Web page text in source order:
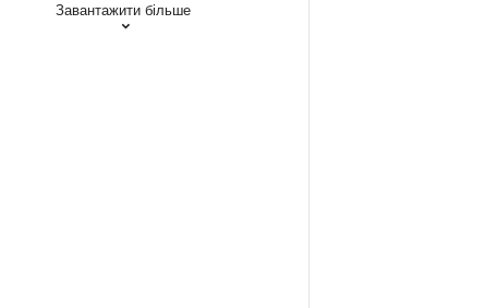
Завантажити більше